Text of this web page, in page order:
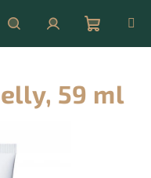
HledatPřihlášeníNákupní
košík
59 ml